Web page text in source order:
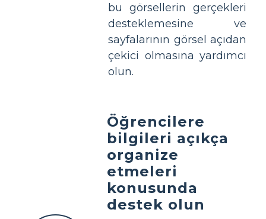
bu görsellerin gerçekleri
desteklemesine ve
sayfalarının görsel açıdan
çekici olmasına yardımcı
olun.
Öğrencilere
bilgileri açıkça
organize
etmeleri
konusunda
destek olun